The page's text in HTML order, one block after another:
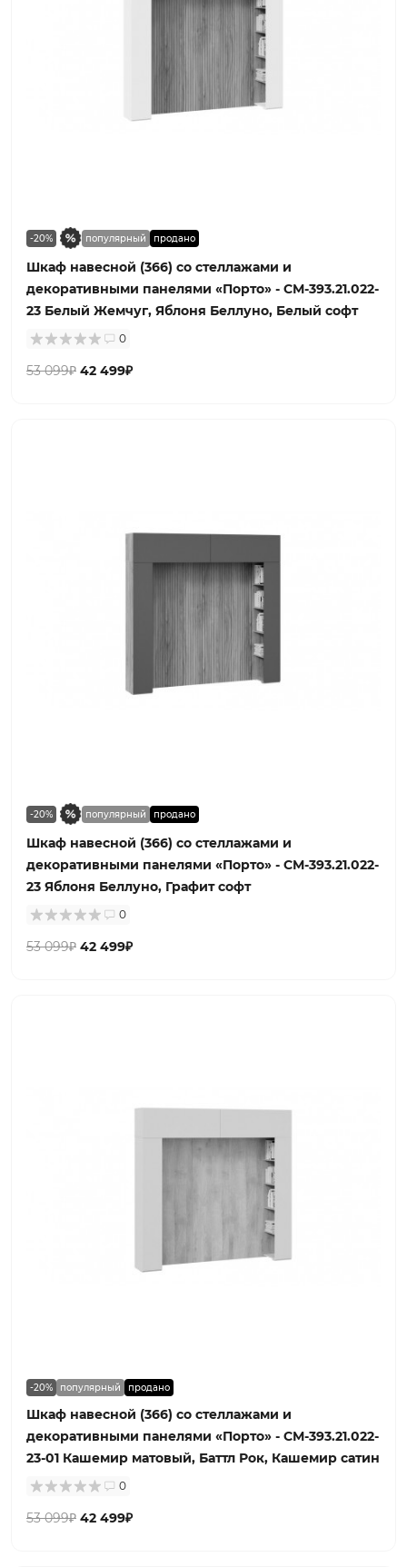
-20% популярный продано
Шкаф навесной (366) со стеллажами и
декоративными панелями «Порто» - СМ-393.21.022-
23 Белый Жемчуг, Яблоня Беллуно, Белый софт
0
53 099₽ 42 499₽
-20% популярный продано
Шкаф навесной (366) со стеллажами и
декоративными панелями «Порто» - СМ-393.21.022-
23 Яблоня Беллуно, Графит софт
0
53 099₽ 42 499₽
-20% популярный продано
Шкаф навесной (366) со стеллажами и
декоративными панелями «Порто» - СМ-393.21.022-
23-01 Кашемир матовый, Баттл Рок, Кашемир сатин
0
53 099₽ 42 499₽